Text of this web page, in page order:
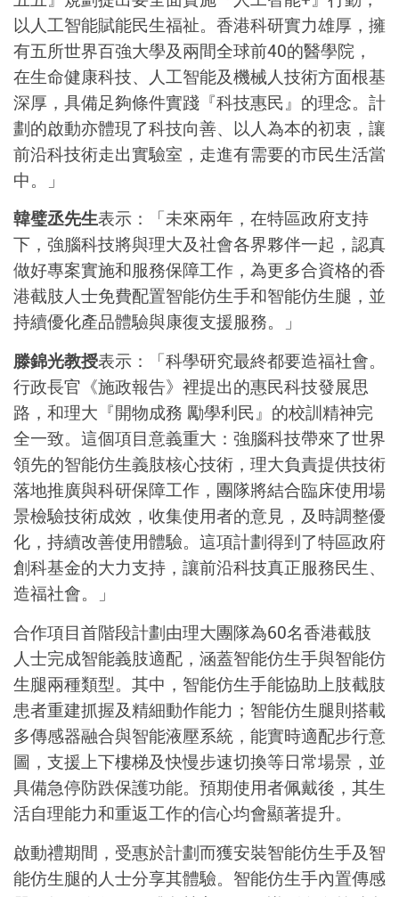
以人工智能賦能民生福祉。香港科研實力雄厚，擁
有五所世界百強大學及兩間全球前40的醫學院，
在生命健康科技、人工智能及機械人技術方面根基
深厚，具備足夠條件實踐『科技惠民』的理念。計
劃的啟動亦體現了科技向善、以人為本的初衷，讓
前沿科技術走出實驗室，走進有需要的市民生活當
中。」
韓璧丞先生表示：「未來兩年，在特區政府支持
下，強腦科技將與理大及社會各界夥伴一起，認真
做好專案實施和服務保障工作，為更多合資格的香
港截肢人士免費配置智能仿生手和智能仿生腿，並
持續優化產品體驗與康復支援服務。」
滕錦光教授表示：「科學研究最終都要造福社會。
行政長官《施政報告》裡提出的惠民科技發展思
路，和理大『開物成務 勵學利民』的校訓精神完
全一致。這個項目意義重大：強腦科技帶來了世界
領先的智能仿生義肢核心技術，理大負責提供技術
落地推廣與科研保障工作，團隊將結合臨床使用場
景檢驗技術成效，收集使用者的意見，及時調整優
化，持續改善使用體驗。這項計劃得到了特區政府
創科基金的大力支持，讓前沿科技真正服務民生、
造福社會。」
合作項目首階段計劃由理大團隊為60名香港截肢
人士完成智能義肢適配，涵蓋智能仿生手與智能仿
生腿兩種類型。其中，智能仿生手能協助上肢截肢
患者重建抓握及精細動作能力；智能仿生腿則搭載
多傳感器融合與智能液壓系統，能實時適配步行意
圖，支援上下樓梯及快慢步速切換等日常場景，並
具備急停防跌保護功能。預期使用者佩戴後，其生
活自理能力和重返工作的信心均會顯著提升。
啟動禮期間，受惠於計劃而獲安裝智能仿生手及智
能仿生腿的人士分享其體驗。智能仿生手內置傳感